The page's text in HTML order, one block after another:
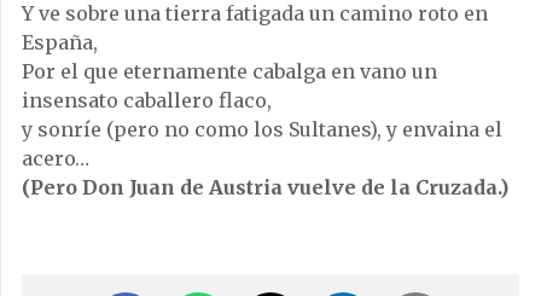
Y ve sobre una tierra fatigada un camino roto en
España,
Por el que eternamente cabalga en vano un
insensato caballero flaco,
y sonríe (pero no como los Sultanes), y envaina el
acero…
(Pero Don Juan de Austria vuelve de la Cruzada.)